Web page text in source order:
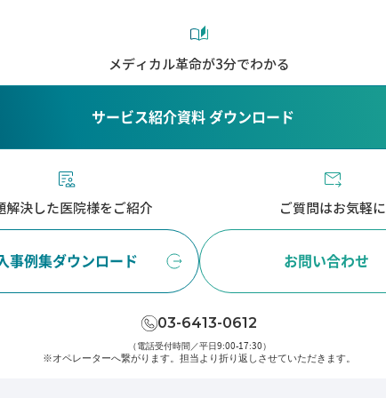
メディカル革命が3分でわかる
サービス紹介資料 ダウンロード
解決した医院様をご紹介
事例集ダウンロード
ご質問はお気軽に
お問い合わせ
03-6413-0612
（電話受付時間／平日9:00-17:30）
※オペレーターへ繋がります。 担当より折り返しさせていただきます。